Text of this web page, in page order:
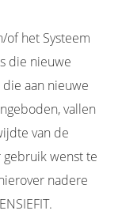
of het Systeem
die nieuwe
aan nieuwe
vallen
van de
wenst te
nadere